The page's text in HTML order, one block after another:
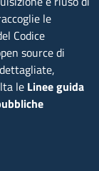
le
Codice
source di
le Linee guida